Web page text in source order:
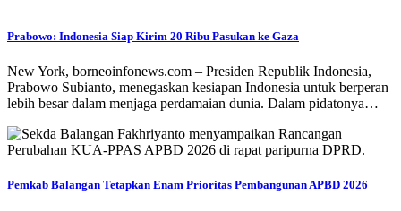
Prabowo: Indonesia Siap Kirim 20 Ribu Pasukan ke Gaza
New York, borneoinfonews.com – Presiden Republik Indonesia,
Prabowo Subianto, menegaskan kesiapan Indonesia untuk berperan
lebih besar dalam menjaga perdamaian dunia. Dalam pidatonya…
Pemkab Balangan Tetapkan Enam Prioritas Pembangunan APBD 2026